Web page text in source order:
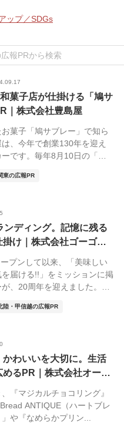
ップ／SDGs
菓子店が仕掛ける「鳩サ
｜株式会社豊島屋
菓子「鳩サブレー」で知ら
、今年で創業130年を迎え
です。毎年8月10日の「鳩
東の広報PR
ンディング。記憶に残る
掛け｜株式会社ゴーゴー
プンして以来、「美味しい
届ける!!」をミッションに掲
、20周年を迎えました。
陸・甲信越の広報PR
かわいいを大切に。生活
るPR｜株式会社オール
『マジカルチョコリング』
ANTIQUE（ハートブレ
や『なめらかプリン...